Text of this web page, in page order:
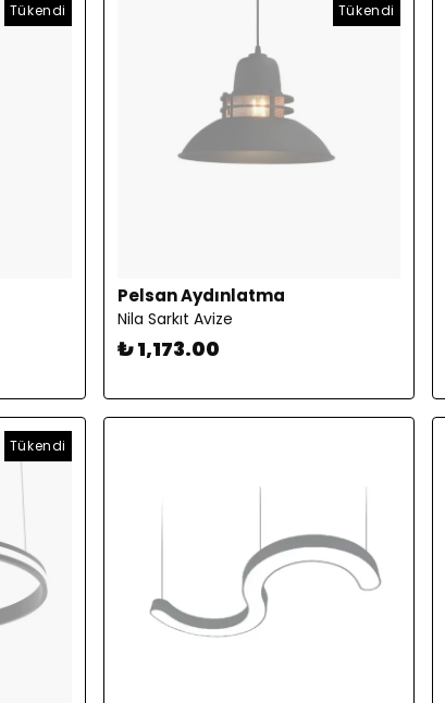
Tükendi Tükendi
Pelsan Aydınlatma
Nila Sarkıt Avize
₺ 1,173.00
Tükendi